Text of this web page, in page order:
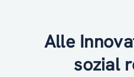
Alle
sozial